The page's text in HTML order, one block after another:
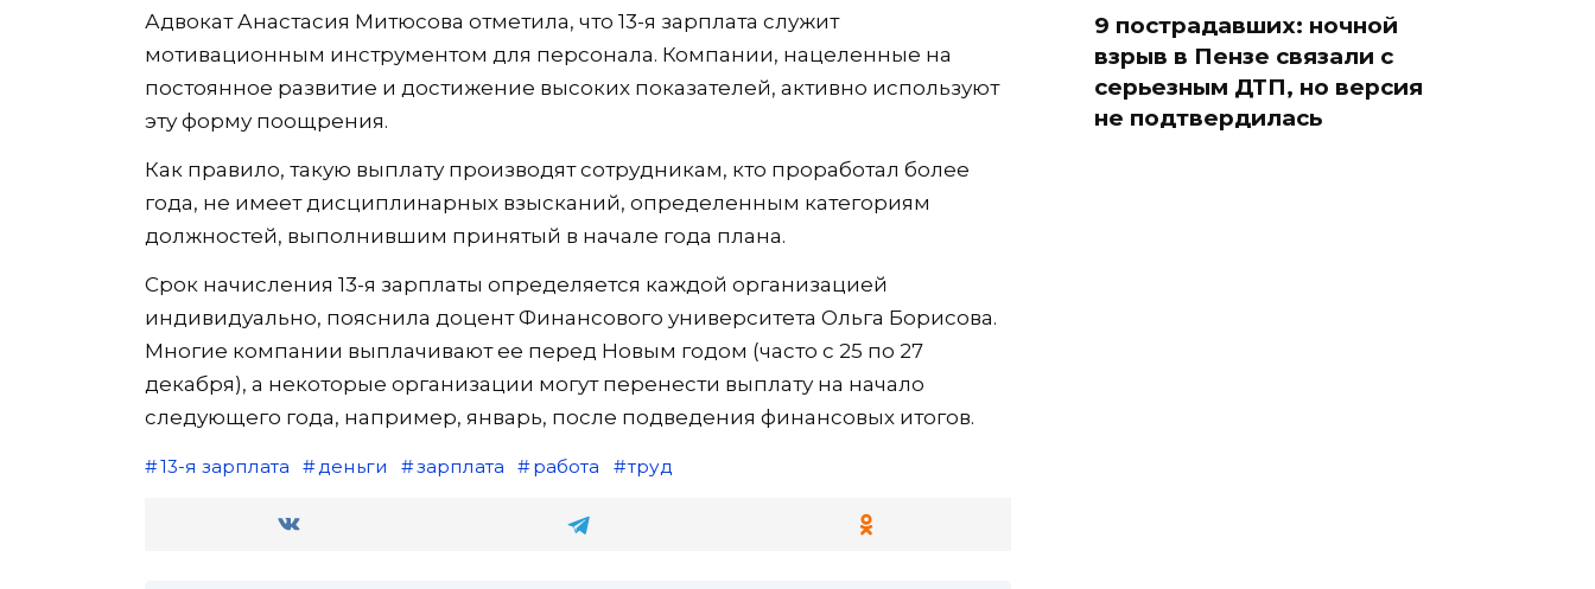
Адвокат Анастасия Митюсова отметила, что 13-я зарплата служит
мотивационным инструментом для персонала. Компании, нацеленные на
постоянное развитие и достижение высоких показателей, активно используют
эту форму поощрения.
Как правило, такую выплату производят сотрудникам, кто проработал более
года, не имеет дисциплинарных взысканий, определенным категориям
должностей, выполнившим принятый в начале года плана.
Срок начисления 13-я зарплаты определяется каждой организацией
индивидуально, пояснила доцент Финансового университета Ольга Борисова.
Многие компании выплачивают ее перед Новым годом (часто с 25 по 27
декабря), а некоторые организации могут перенести выплату на начало
следующего года, например, январь, после подведения финансовых итогов.
13-я зарплата деньги зарплата работа труд
9 пострадавших: ночной
взрыв в Пензе связали с
серьезным ДТП, но версия
не подтвердилась